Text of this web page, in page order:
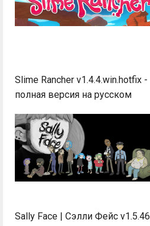
Slime Rancher v1.4.4.win.hotfix -
полная версия на русском
Sally Face | Сэлли Фейс v1.5.46